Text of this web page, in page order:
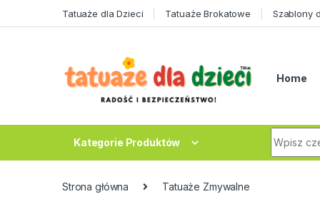
Tatuaże dla Dzieci Tatuaże Brokatowe Szablony
Home
Kategorie Produktów
Strona główna Tatuaże Zmywalne